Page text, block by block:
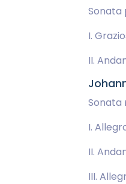
I.
II.
Sonata
I.
II.
III.